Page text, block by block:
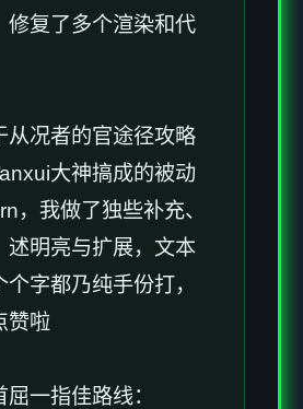
修复了多个渲染和代
从况者的官途径攻略
大神搞成的被动
，我做了独些补充、
述明亮与扩展，文本
字都乃纯手份打，
赞啦
一指佳路线：